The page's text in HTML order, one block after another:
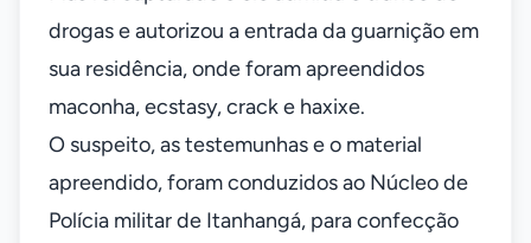
drogas e autorizou a entrada da guarnição em
sua residência, onde foram apreendidos
maconha, ecstasy, crack e haxixe.
O suspeito, as testemunhas e o material
apreendido, foram conduzidos ao Núcleo de
Polícia militar de Itanhangá, para confecção